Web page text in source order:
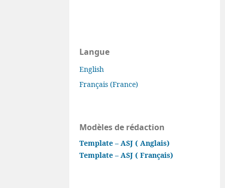
Langue
English
Français (France)
Modèles de rédaction
Template – ASJ ( Anglais)
Template – ASJ ( Français)